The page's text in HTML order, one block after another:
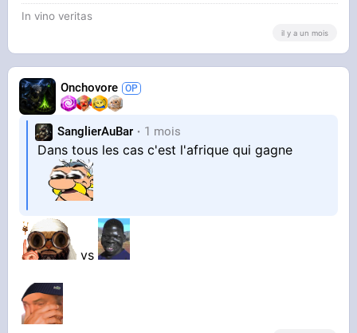
In vino veritas
il y a un mois
Onchovore
SanglierAuBar 1 mois
Dans tous les cas c'est l'afrique qui gagne
vs